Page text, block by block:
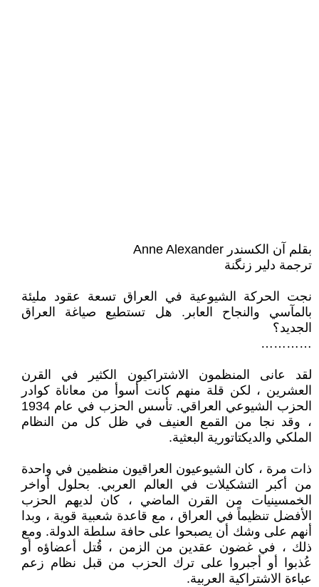
بقلم آن الكسندر Anne Alexander
ترجمة دلير زنگنة
نجت الحركة الشيوعية في العراق تسعة عقود مليئة
بالمآسي والنجاح العابر. هل تستطيع صياغة العراق
الجديد؟
…………
لقد عانى المنظمون الاشتراكيون الكثير في القرن
العشرين ، لكن قلة منهم كانت أسوأ من معاناة كوادر
الحزب الشيوعي العراقي. تأسس الحزب في عام 1934
، وقد نجا من القمع العنيف في ظل كل من النظام
الملكي والديكتاتورية البعثية.
ذات مرة ، كان الشيوعيون العراقيون منظمين في واحدة
من أكبر التشكيلات في العالم العربي. بحلول أواخر
الخمسينيات من القرن الماضي ، كان لديهم الحزب
الأفضل تنظيماً في العراق ، مع قاعدة شعبية قوية ، وبدا
أنهم على وشك أن يصبحوا على حافة سلطة الدولة. ومع
ذلك ، في غضون عقدين من الزمن ، قُتل أعضاؤه أو
عُذبوا أو أجبروا على ترك الحزب من قبل نظام زعم
عباءة الاشتراكية العربية.